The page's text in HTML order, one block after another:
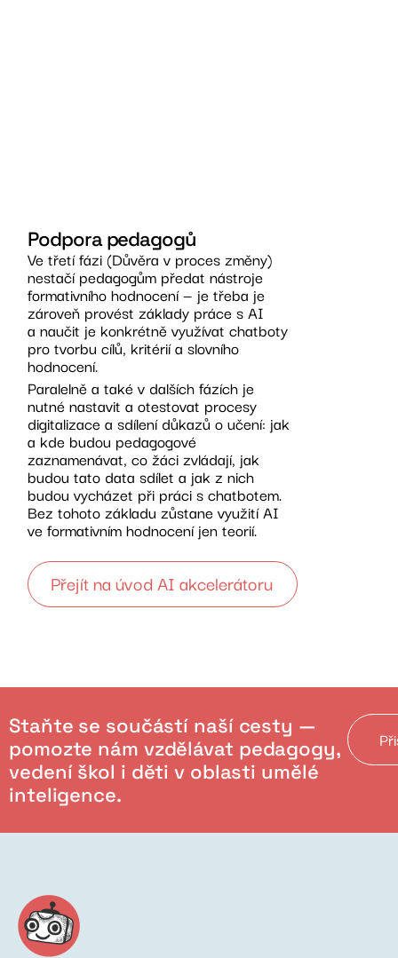
Podpora pedagogů
Ve třetí fázi (Důvěra v proces změny)
nestačí pedagogům předat nástroje
formativního hodnocení — je třeba je
zároveň provést základy práce s AI
a naučit je konkrétně využívat chatboty
pro tvorbu cílů, kritérií a slovního
hodnocení.
Paralelně a také v dalších fázích je
nutné nastavit a otestovat procesy
digitalizace a sdílení důkazů o učení: jak
a kde budou pedagogové
zaznamenávat, co žáci zvládají, jak
budou tato data sdílet a jak z nich
budou vycházet při práci s chatbotem.
Bez tohoto základu zůstane využití AI
ve formativním hodnocení jen teorií.
Přejít na úvod AI akcelerátoru
Staňte se součástí naší cesty —
pomozte nám vzdělávat pedagogy,
vedení škol i děti v oblasti umělé
inteligence.